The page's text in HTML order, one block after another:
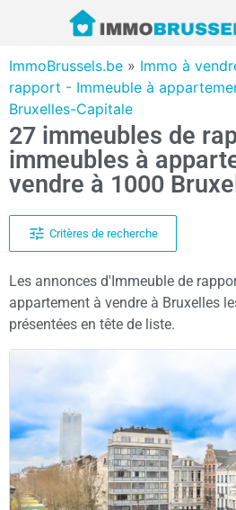
ImmoBrussels.be » Immo à
rapport - Immeuble à
Bruxelles-Capitale
27 immeubles de
immeubles à
vendre à 1000
Critères de recherche
Les annonces d'Immeuble de
appartement à vendre à Bruxelles
présentées en tête de liste.